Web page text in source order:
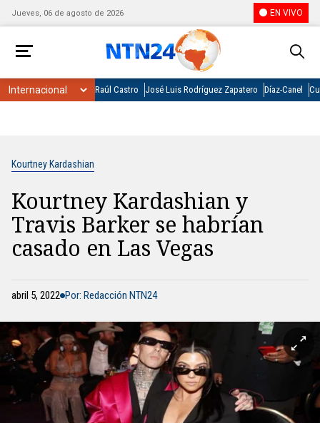
Jueves, 06 de agosto de 2026 EN VIVO
Raúl Castro José Luis Rodríguez Zapatero Díaz-Canel
Kourtney Kardashian
Kourtney Kardashian y
Travis Barker se habrían
casado en Las Vegas
abril 5, 2022 Por: Redacción NTN24